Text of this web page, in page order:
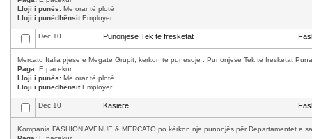
Lloji i punës: Me orar të plotë
Lloji i punëdhënsitEmployer
Dec 10 Punonjese Tek te fresketat
Mercato Italia pjese e Megate Grupit, kerkon te punesoje : Punonjese Tek te fresketat
Paga: E pacekur
Lloji i punës: Me orar të plotë
Lloji i punëdhënsitEmployer
Dec 10 Kasiere
Kompania FASHION AVENUE & MERCATO po kërkon nje punonjës për Departamentet e